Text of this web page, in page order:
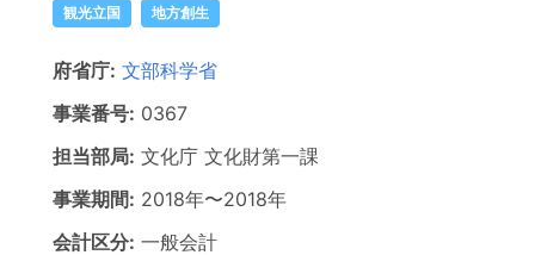
観光立国 地方創生
府省庁: 文部科学省
事業番号: 0367
担当部局: 文化庁 文化財第一課
事業期間: 2018年〜2018年
会計区分: 一般会計